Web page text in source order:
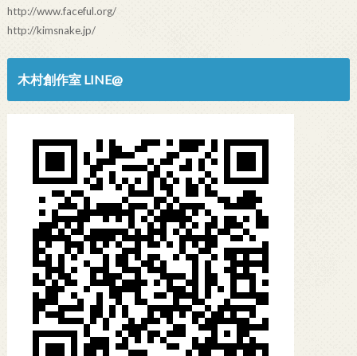
http://www.faceful.org/
http://kimsnake.jp/
木村創作室 LINE@